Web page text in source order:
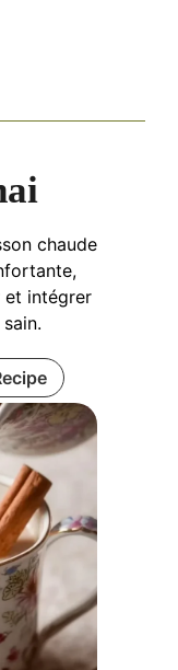
chaude
et intégrer